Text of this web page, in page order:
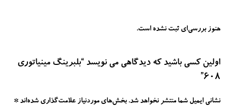
هنوز بررسی‌ای ثبت نشده است.
اولین کسی باشید که دیدگاهی می نویسد “بلبرینگ مینیاتوری
608”
نشانی ایمیل شما منتشر نخواهد شد. بخش‌های موردنیاز علامت‌گذاری شده‌اند *